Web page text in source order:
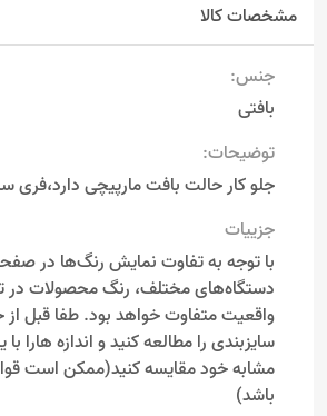
مشخصات کالا
جنس:
بافتی
توضیحات:
جلو کار حالت بافت مارپیچی دارد،فری
جزییات
با توجه به تفاوت نمایش رنگ‌ها در
واقعیت متفاوت خواهد بود. طفا قبل از
سایزبندی را مطالعه کنید و اندازه هارا
مشابه خود مقایسه کنید(ممکن است
باشد)